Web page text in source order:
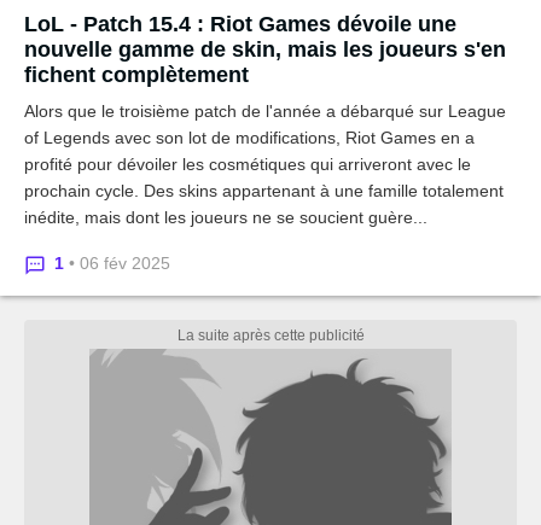
LoL - Patch 15.4 : Riot Games dévoile une
nouvelle gamme de skin, mais les joueurs s'en
fichent complètement
Alors que le troisième patch de l'année a débarqué sur League
of Legends avec son lot de modifications, Riot Games en a
profité pour dévoiler les cosmétiques qui arriveront avec le
prochain cycle. Des skins appartenant à une famille totalement
inédite, mais dont les joueurs ne se soucient guère...
1 • 06 fév 2025